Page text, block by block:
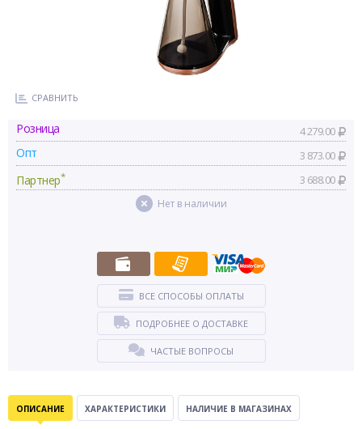
СРАВНИТЬ
Розница 4 279.00
Опт 3 873.00
Партнер* 3 688.00
Нет в наличии
ВСЕ СПОСОБЫ ОПЛАТЫ
ПОДРОБНЕЕ О ДОСТАВКЕ
ЧАСТЫЕ ВОПРОСЫ
ОПИСАНИЕ ХАРАКТЕРИСТИКИ НАЛИЧИЕ В МАГАЗИНАХ